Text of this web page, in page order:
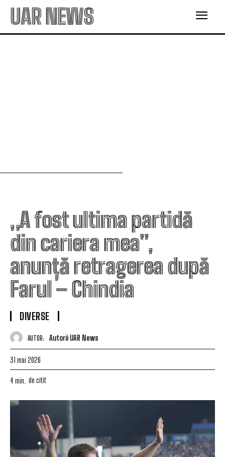
UAR NEWS
„A fost ultima partidă
din cariera mea”,
anunță retragerea după
Farul – Chindia
DIVERSE
AUTOR: Autorii UAR News
31 mai 2026
4 min. de citit